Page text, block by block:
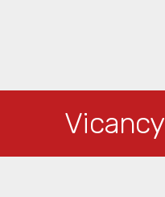
Vicancy